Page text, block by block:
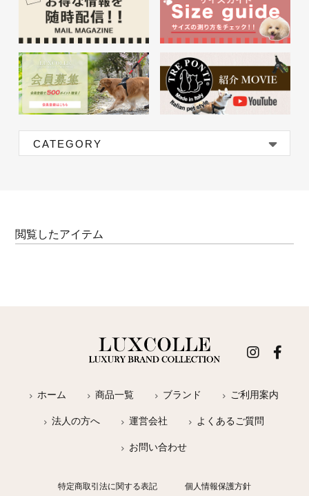
CATEGORY
閲覧したアイテム
ホーム 商品一覧 ブランド ご利用案内
法人の方へ 運営会社 よくあるご質問
お問い合わせ
特定商取引法に関する表記 個人情報保護方針